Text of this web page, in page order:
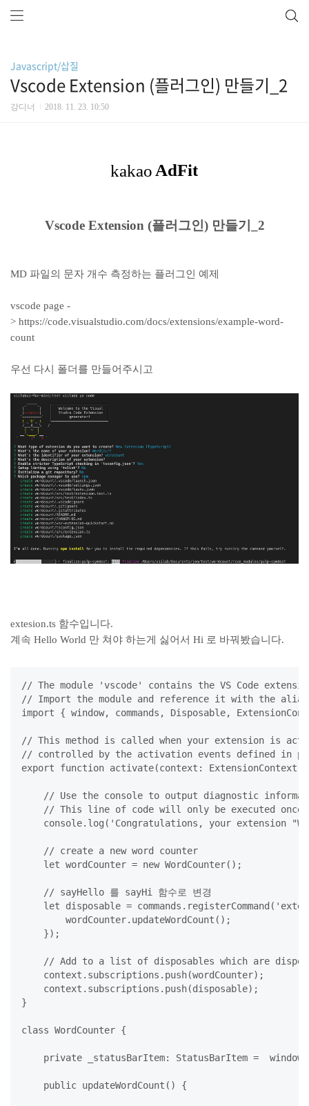
Javascript/삽질
Vscode Extension (플러그인) 만들기_2
강디너 2018. 11. 23. 10:50
Vscode Extension (플러그인) 만들기_2
MD 파일의 문자 개수 측정하는 플러그인 예제
vscode page -
> https://code.visualstudio.com/docs/extensions/example-word-
count
우선 다시 폴더를 만들어주시고
extesion.ts 함수입니다.
계속 Hello World 만 쳐야 하는게 싫어서 Hi 로 바꿔봤습니다.
// The module 'vscode' contains the VS Code
// Import the module and reference it with the alias
import { window, commands, Disposable,
// This method is called when your extension is
// controlled by the activation events defined in
export function activate(context: ExtensionContext)
// Use the console to output diagnostic
// This line of code will only be executed once
console.log('Congratulations, your extension
    // create a new word counter
    let wordCounter = new WordCounter();
    // sayHello 를 sayHi 함수로 변경
let disposable =
        wordCounter.updateWordCount();
    });
// Add to a list of disposables which are
    context.subscriptions.push(wordCounter);
    context.subscriptions.push(disposable);
}
class WordCounter {
private _statusBarItem: StatusBarItem =
    public updateWordCount() {